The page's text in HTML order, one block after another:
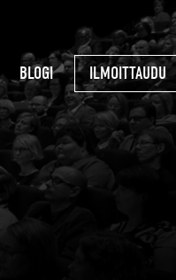
BLOGI ILMOITTAUDU